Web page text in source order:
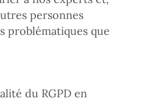
personnes
problématiques que
du RGPD en